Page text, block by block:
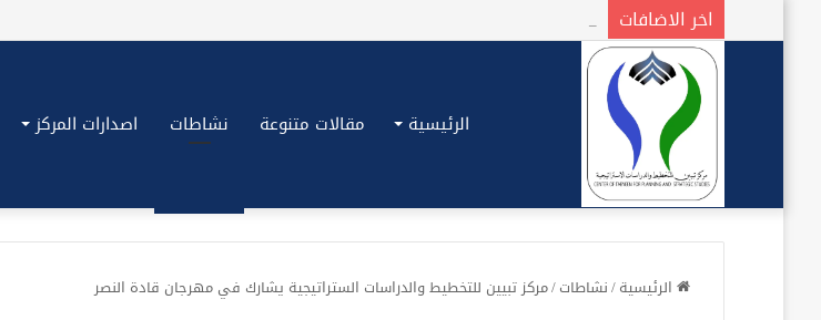
اخر الاضافات
الرئيسية مقالات متنوعة نشاطات اصدارات المركز
الرئيسية/نشاطات/مركز تبيين للتخطيط والدراسات الستراتيجية يشارك في مهرجان قادة النصر